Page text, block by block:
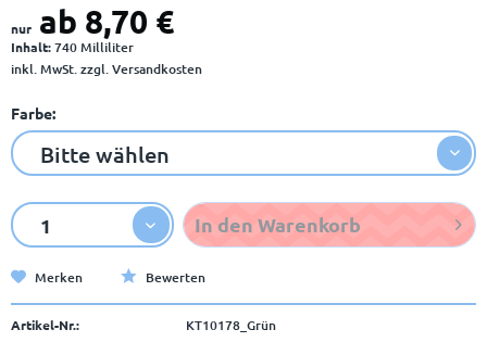
nur ab 8,70 €
Inhalt:740 Milliliter
inkl. MwSt.zzgl. Versandkosten
Farbe:
In den Warenkorb
Merken Bewerten
Artikel-Nr.:
KT10178_Grün